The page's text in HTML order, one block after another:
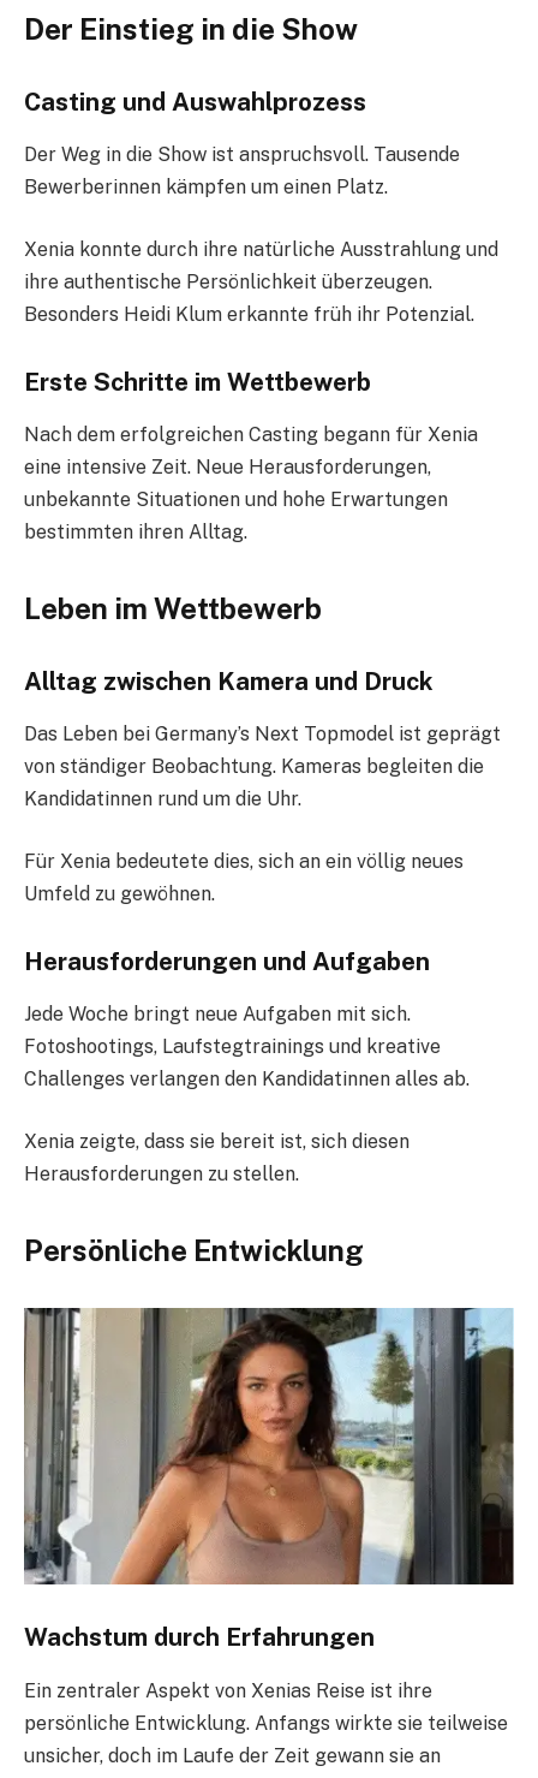
Der Einstieg in die Show
Casting und Auswahlprozess
Der Weg in die Show ist anspruchsvoll. Tausende
Bewerberinnen kämpfen um einen Platz.
Xenia konnte durch ihre natürliche Ausstrahlung und
ihre authentische Persönlichkeit überzeugen.
Besonders Heidi Klum erkannte früh ihr Potenzial.
Erste Schritte im Wettbewerb
Nach dem erfolgreichen Casting begann für Xenia
eine intensive Zeit. Neue Herausforderungen,
unbekannte Situationen und hohe Erwartungen
bestimmten ihren Alltag.
Leben im Wettbewerb
Alltag zwischen Kamera und Druck
Das Leben bei Germany’s Next Topmodel ist geprägt
von ständiger Beobachtung. Kameras begleiten die
Kandidatinnen rund um die Uhr.
Für Xenia bedeutete dies, sich an ein völlig neues
Umfeld zu gewöhnen.
Herausforderungen und Aufgaben
Jede Woche bringt neue Aufgaben mit sich.
Fotoshootings, Laufstegtrainings und kreative
Challenges verlangen den Kandidatinnen alles ab.
Xenia zeigte, dass sie bereit ist, sich diesen
Herausforderungen zu stellen.
Persönliche Entwicklung
Wachstum durch Erfahrungen
Ein zentraler Aspekt von Xenias Reise ist ihre
persönliche Entwicklung. Anfangs wirkte sie teilweise
unsicher, doch im Laufe der Zeit gewann sie an